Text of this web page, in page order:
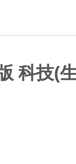
科技(